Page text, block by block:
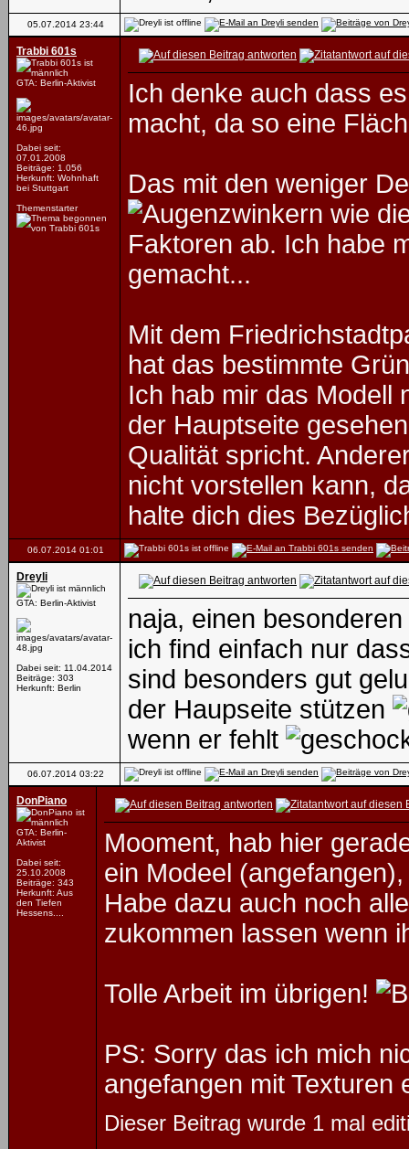
05.07.2014 23:44
Trabbi 601s
GTA: Berlin-Aktivist
Dabei seit:
07.01.2008
Beiträge: 1.056
Herkunft: Wohnhaft
bei Stuttgart
Themenstarter
Ich denke auch dass
macht, da so eine
Das mit den weniger
wie
Faktoren ab. Ich habe
gemacht...
Mit dem
hat das bestimmte
Ich hab mir das Modell
der Hauptseite
Qualität spricht.
nicht vorstellen kann,
halte dich dies
06.07.2014 01:01
Dreyli
GTA: Berlin-Aktivist
Dabei seit: 11.04.2014
Beiträge: 303
Herkunft: Berlin
naja, einen
ich find einfach nur
sind besonders gut
der Haupseite stützen
wenn er fehlt
06.07.2014 03:22
DonPiano
GTA: Berlin-
Aktivist
Dabei seit:
25.10.2008
Beiträge: 343
Herkunft: Aus
den Tiefen
Hessens....
Mooment, hab hier
ein Modeel
Habe dazu auch noch
zukommen lassen wenn
Tolle Arbeit im übrigen!
PS: Sorry das ich mich
angefangen mit Texturen
Dieser Beitrag wurde 1 mal